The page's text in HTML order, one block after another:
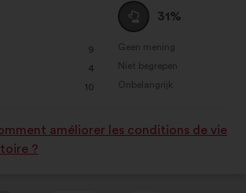
9
4
10
Neutraal
:
31%
als:
Geen mening
:keer
Niet begrepen
:keer
Onbelangrijk
:keer
améliorer les conditions de vie
?